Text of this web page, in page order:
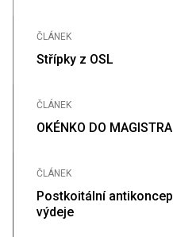
ČLÁNEK
Střípky z OSL
ČLÁNEK
OKÉNKO DO
ČLÁNEK
Postkoitální
výdeje